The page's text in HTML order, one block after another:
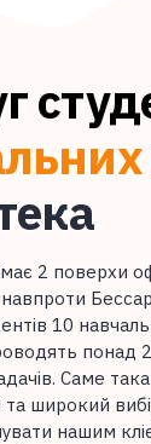
2 поверхи
10
понад
Саме така
широкий
нашим